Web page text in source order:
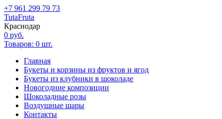
+7 961 299 79 73
TutaFruta
Краснодар
0 руб.
Товаров: 0 шт.
Главная
Букеты и корзины из фруктов и ягод
Букеты из клубники в шоколаде
Новогодние композиции
Шоколадные розы
Воздушные шары
Контакты